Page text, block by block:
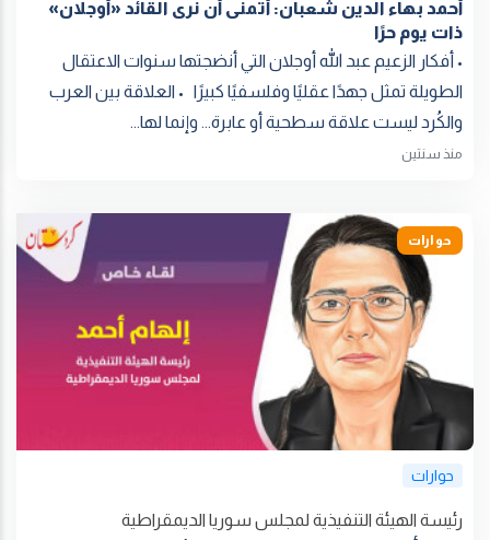
أحمد بهاء الدين شعبان: أتمنى أن نرى القائد «أوجلان»
ذات يوم حرًا
• أفكار الزعيم عبد الله أوجلان التي أنضجتها سنوات الاعتقال
الطويلة تمثل جهدًا عقليًا وفلسفيًا كبيرًا • العلاقة بين العرب
والكُرد ليست علاقة سطحية أو عابرة... وإنما لها...
منذ سنتين
حوارات
حوارات
رئيسة الهيئة التنفيذية لمجلس سوريا الديمقراطية